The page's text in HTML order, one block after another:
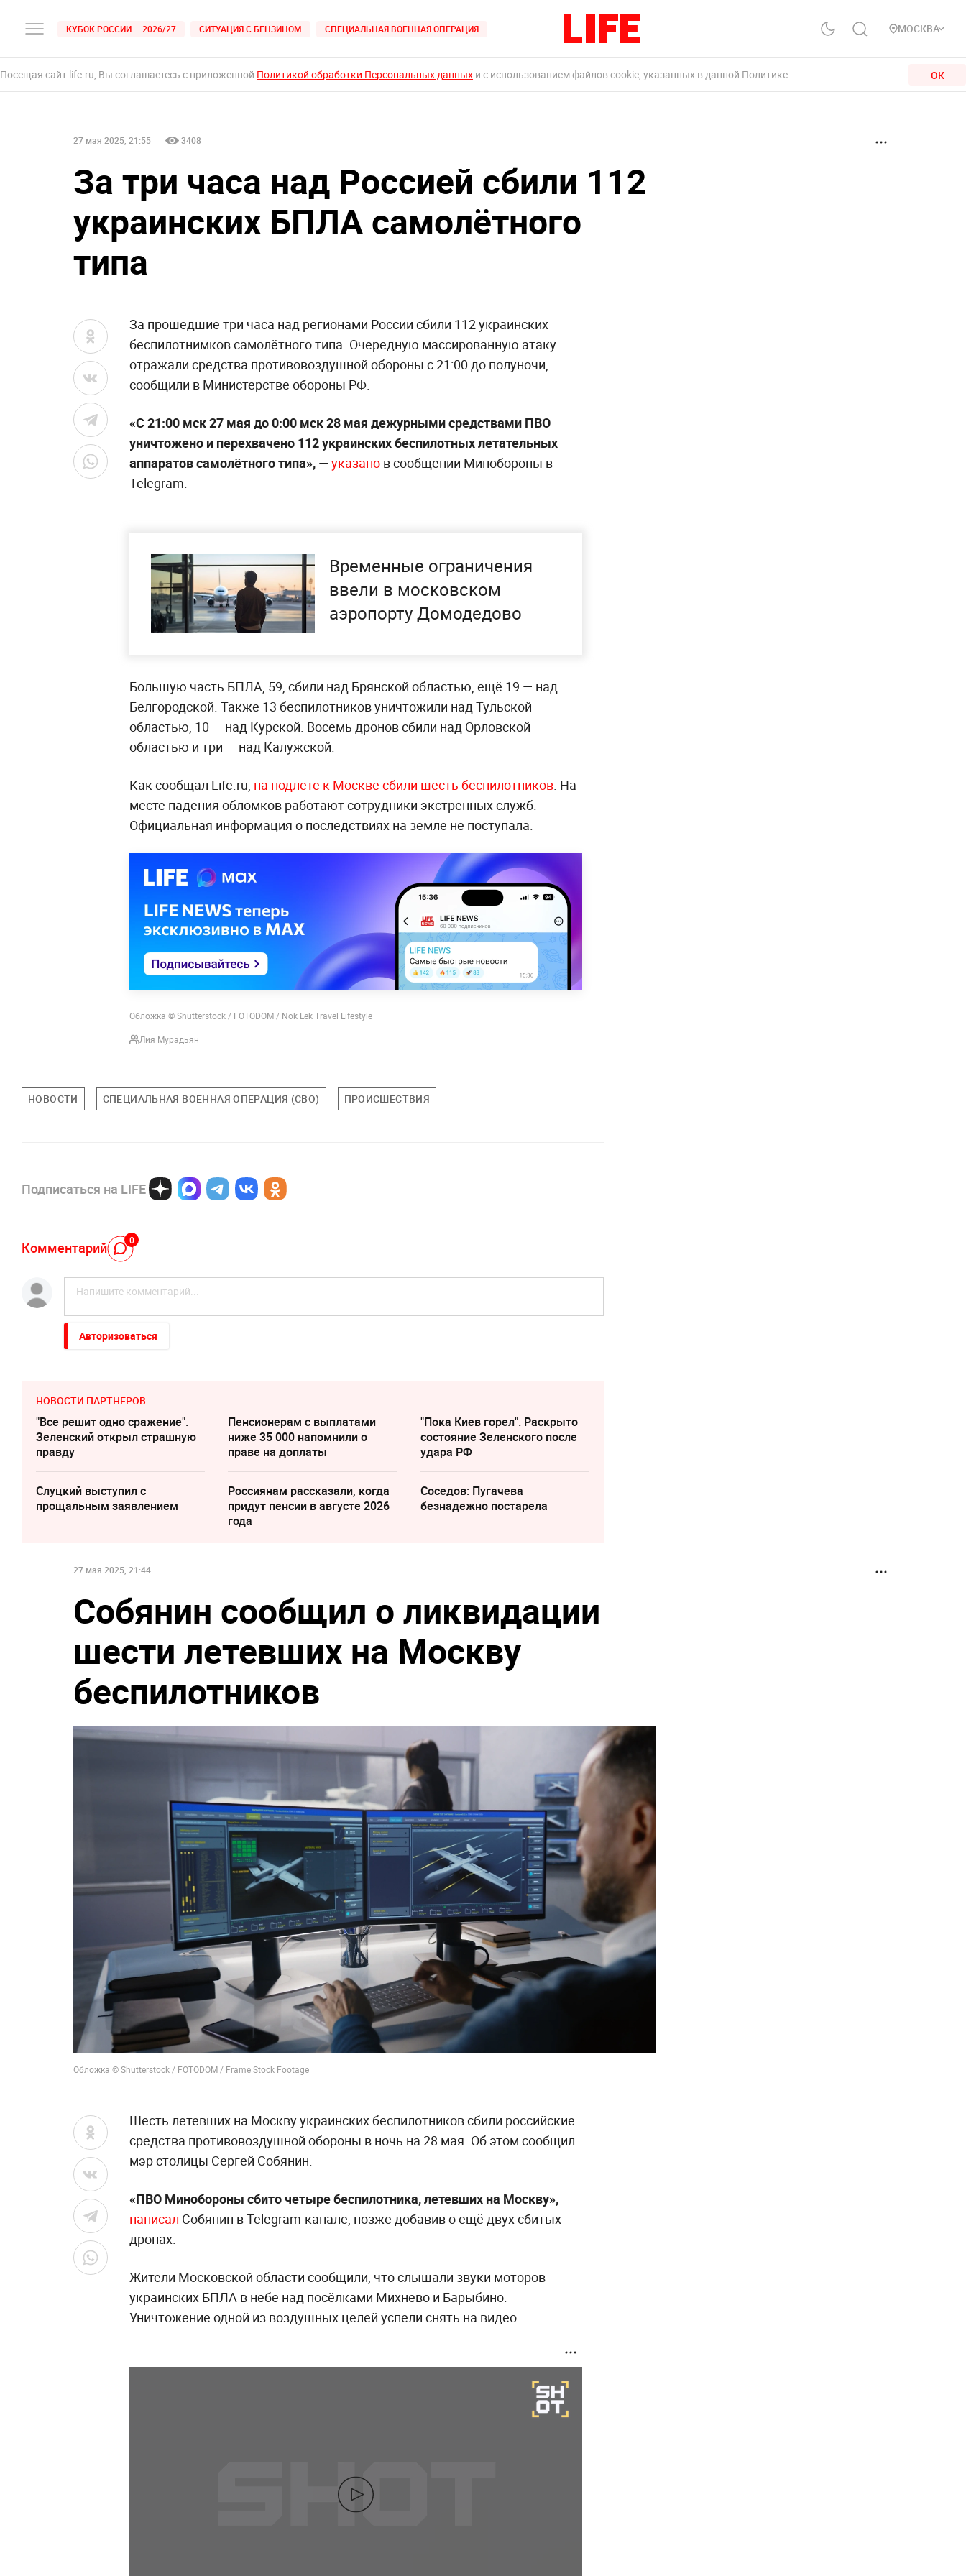
КУБОК РОССИИ — 2026/27 СИТУАЦИЯ С БЕНЗИНОМ СПЕЦИАЛЬНАЯ ВОЕННАЯ ОПЕРАЦИЯ МОСКВА
Посещая сайт life.ru, Вы соглашаетесь с приложенной Политикой обработки Персональных данных и с использованием файлов cookie, указанных в данной Политике. ОК
27 мая 2025, 21:55 3408
За три часа над Россией сбили 112
украинских БПЛА самолётного
типа
За прошедшие три часа над регионами России сбили 112 украинских
беспилотнимков самолётного типа. Очередную массированную атаку
отражали средства противовоздушной обороны с 21:00 до полуночи,
сообщили в Министерстве обороны РФ.
«C 21:00 мск 27 мая до 0:00 мск 28 мая дежурными средствами ПВО
уничтожено и перехвачено 112 украинских беспилотных летательных
аппаратов самолётного типа», — указано в сообщении Минобороны в
Telegram.
Временные ограничения
ввели в московском
аэропорту Домодедово
Большую часть БПЛА, 59, сбили над Брянской областью, ещё 19 — над
Белгородской. Также 13 беспилотников уничтожили над Тульской
областью, 10 — над Курской. Восемь дронов сбили над Орловской
областью и три — над Калужской.
Как сообщал Life.ru, на подлёте к Москве сбили шесть беспилотников. На
месте падения обломков работают сотрудники экстренных служб.
Официальная информация о последствиях на земле не поступала.
Обложка © Shutterstock / FOTODOM / Nok Lek Travel Lifestyle
Лия Мурадьян
НОВОСТИ СПЕЦИАЛЬНАЯ ВОЕННАЯ ОПЕРАЦИЯ (СВО) ПРОИСШЕСТВИЯ
Подписаться на LIFE
Комментарий 0
Авторизоваться
НОВОСТИ ПАРТНЕРОВ
"Все решит одно сражение".
Зеленский открыл страшную
правду
Пенсионерам с выплатами
ниже 35 000 напомнили о
праве на доплаты
"Пока Киев горел". Раскрыто
состояние Зеленского после
удара РФ
Слуцкий выступил с
прощальным заявлением
Россиянам рассказали, когда
придут пенсии в августе 2026
года
Соседов: Пугачева
безнадежно постарела
27 мая 2025, 21:44
Собянин сообщил о ликвидации
шести летевших на Москву
беспилотников
Обложка © Shutterstock / FOTODOM / Frame Stock Footage
Шесть летевших на Москву украинских беспилотников сбили российские
средства противовоздушной обороны в ночь на 28 мая. Об этом сообщил
мэр столицы Сергей Собянин.
«ПВО Минобороны сбито четыре беспилотника, летевших на Москву», —
написал Собянин в Telegram-канале, позже добавив о ещё двух сбитых
дронах.
Жители Московской области сообщили, что слышали звуки моторов
украинских БПЛА в небе над посёлками Михнево и Барыбино.
Уничтожение одной из воздушных целей успели снять на видео.